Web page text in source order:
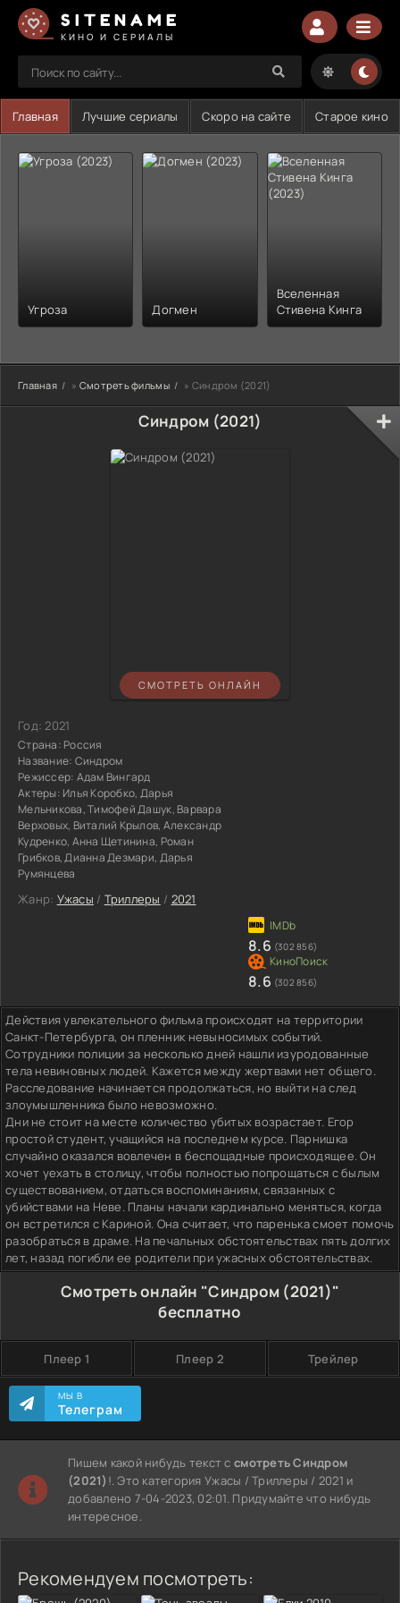
SITENAME
КИНО И СЕРИАЛЫ
Главная Лучшие сериалы Скоро на сайте Старое кино
Угроза Догмен
Вселенная
Стивена Кинга
Главная » Смотреть фильмы » Синдром (2021)
Синдром (2021)
СМОТРЕТЬ ОНЛАЙН
Год:2021
Страна: Россия
Название: Синдром
Режиссер: Адам Вингард
Актеры: Илья Коробко, Дарья
Мельникова, Тимофей Дашук, Варвара
Верховых, Виталий Крылов, Александр
Кудренко, Анна Щетинина, Роман
Грибков, Дианна Дезмари, Дарья
Румянцева
Жанр: Ужасы / Триллеры / 2021
8.6 (302 856)
8.6 (302 856)
Действия увлекательного фильма происходят на территории
Санкт-Петербурга, он пленник невыносимых событий.
Сотрудники полиции за несколько дней нашли изуродованные
тела невиновных людей. Кажется между жертвами нет общего.
Расследование начинается продолжаться, но выйти на след
злоумышленника было невозможно.
Дни не стоит на месте количество убитых возрастает. Егор
простой студент, учащийся на последнем курсе. Парнишка
случайно оказался вовлечен в беспощадные происходящее. Он
хочет уехать в столицу, чтобы полностью попрощаться с былым
существованием, отдаться воспоминаниям, связанных с
убийствами на Неве. Планы начали кардинально меняться, когда
он встретился с Кариной. Она считает, что паренька смоет помочь
разобраться в драме. На печальных обстоятельствах пять долгих
лет, назад погибли ее родители при ужасных обстоятельствах.
Смотреть онлайн "Синдром (2021)"
бесплатно
Плеер 1 Плеер 2 Трейлер
МЫ В
Телеграм
Пишем какой нибудь текст ссмотреть Синдром
(2021) !. Это категория Ужасы / Триллеры / 2021 и
добавлено 7-04-2023, 02:01. Придумайте что нибудь
интересное.
Рекомендуем посмотреть: